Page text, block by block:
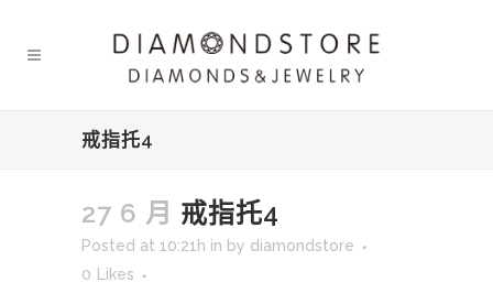
戒指托4
27 6 月 戒指托4
Posted at 10:21h in by diamondstore
0
Likes